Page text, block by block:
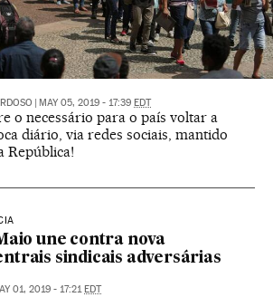
MAY 05, 2019 - 17:39 EDT
o necessário para o país voltar a
diário, via redes sociais, mantido
República!
une contra nova
sindicais adversárias
01, 2019 - 17:21 EDT